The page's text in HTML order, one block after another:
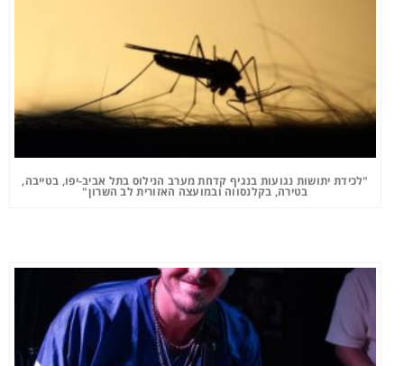
"לכידת יתושות נגועות בנגיף קדחת מערב הנילוס בתל אביב-יפו, בטייבה,
בטירה, בקלנסווה ובמועצה האזורית לב השרון"